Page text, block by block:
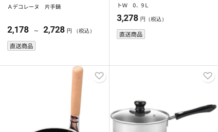
Ａデコレーヌ 片手鍋
2,178 ～ 2,728 円 （税込）
直送商品
トＷ 0．9Ｌ
3,278 円（税込）
直送商品